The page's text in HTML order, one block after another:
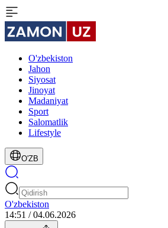
O'zbekiston
Jahon
Siyosat
Jinoyat
Madaniyat
Sport
Salomatlik
Lifestyle
O'ZB
O'zbekiston
14:51 / 04.06.2026